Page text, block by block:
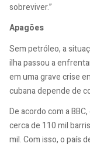
sobreviver.”
Apagões
Sem petróleo, a
ilha passou a
em uma grave crise
cubana depende de
De acordo com a
cerca de 110 mil
mil. Com isso, o país